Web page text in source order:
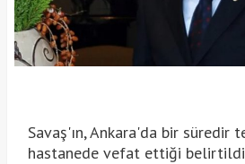
Savaş'ın, Ankara'da bir süredir
hastanede vefat ettiği